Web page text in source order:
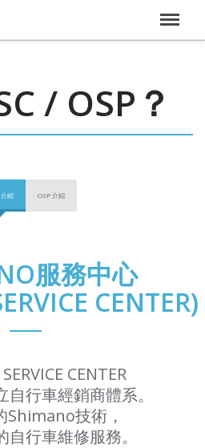
/ OSP？
介紹 OSP 介紹
服務中心
CENTER)
CENTER
行車經銷商體系。
Shimano技術，
行車維修服務。